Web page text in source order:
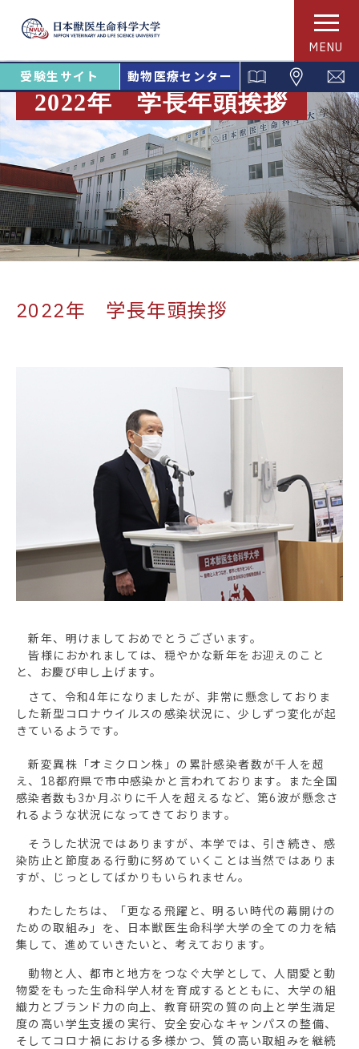
MENU
受験生サイト 動物医療センター
2022年 学長年頭挨拶
2022年 学長年頭挨拶
新年、明けましておめでとうございます。
皆様におかれましては、穏やかな新年をお迎えのこと
と、お慶び申し上げます。
さて、令和4年になりましたが、非常に懸念しておりま
した新型コロナウイルスの感染状況に、少しずつ変化が起
きているようです。
新変異株「オミクロン株」の累計感染者数が千人を超
え、18都府県で市中感染かと言われております。また全国
感染者数も3か月ぶりに千人を超えるなど、第6波が懸念さ
れるような状況になってきております。
そうした状況ではありますが、本学では、引き続き、感
染防止と節度ある行動に努めていくことは当然ではありま
すが、じっとしてばかりもいられません。
わたしたちは、「更なる飛躍と、明るい時代の幕開けの
ための取組み」を、日本獣医生命科学大学の全ての力を結
集して、進めていきたいと、考えております。
動物と人、都市と地方をつなぐ大学として、人間愛と動
物愛をもった生命科学人材を育成するとともに、大学の組
織力とブランド力の向上、教育研究の質の向上と学生満足
度の高い学生支援の実行、安全安心なキャンパスの整備、
そしてコロナ禍における多様かつ、質の高い取組みを継続